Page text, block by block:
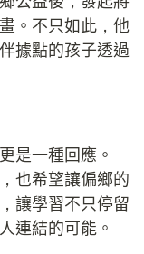
。不只如此，他
據點的孩子透過
是一種回應。
也希望讓偏鄉的
讓學習不只停留
連結的可能。